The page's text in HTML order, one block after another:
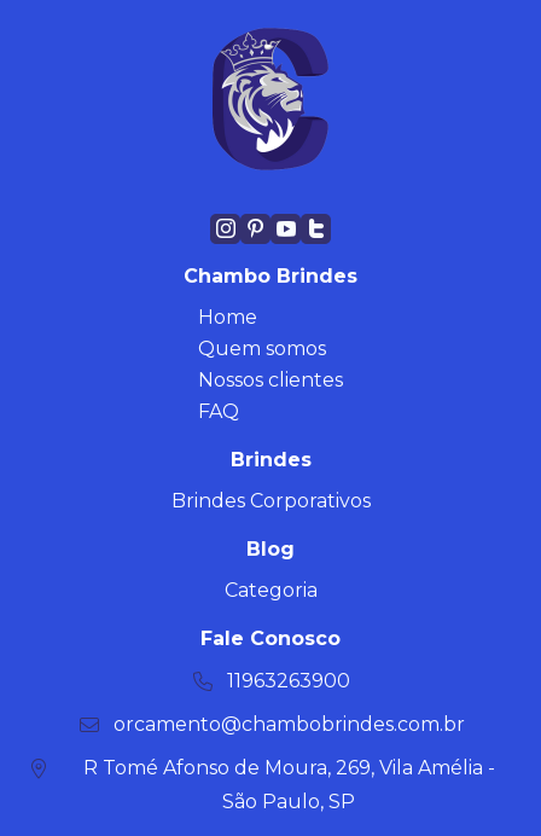
Chambo Brindes
Home
Quem somos
Nossos clientes
FAQ
Brindes
Brindes Corporativos
Blog
Categoria
Fale Conosco
11963263900
orcamento@chambobrindes.com.br
R Tomé Afonso de Moura, 269, Vila Amélia -
São Paulo, SP